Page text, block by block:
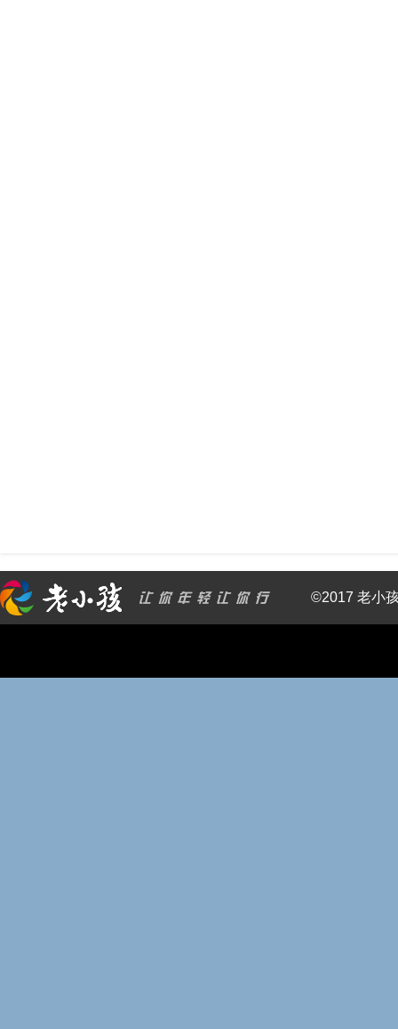
©2017 老小